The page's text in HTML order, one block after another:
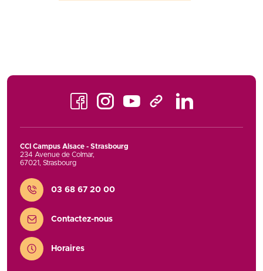
FacebookInstagramYoutube TikTok
CCI Campus Alsace - Strasbourg
234 Avenue de Colmar,
67021, Strasbourg
Contact
03 68 67 20 00
Contactez-nous
Horaires